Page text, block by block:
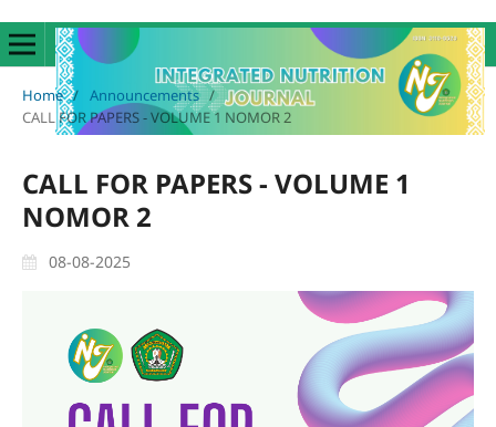
Home / Announcements /
CALL FOR PAPERS - VOLUME 1 NOMOR 2
CALL FOR PAPERS - VOLUME 1
NOMOR 2
08-08-2025